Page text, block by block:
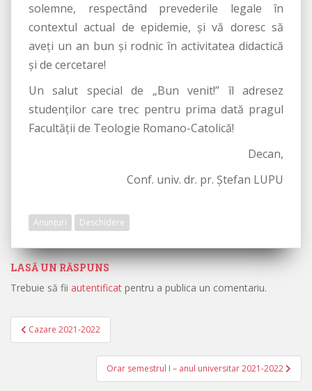
solemne, respectând prevederile legale în
contextul actual de epidemie, și vă doresc să
aveți un an bun și rodnic în activitatea didactică
și de cercetare!
Un salut special de „Bun venit!” îl adresez
studenților care trec pentru prima dată pragul
Facultății de Teologie Romano-Catolică!
Decan,
Conf. univ. dr. pr. Ștefan LUPU
Anunțuri Deschidere
LASĂ UN RĂSPUNS
Trebuie să fii autentificat pentru a publica un comentariu.
Navigare în articole
Cazare 2021-2022
Orar semestrul I – anul universitar 2021-2022